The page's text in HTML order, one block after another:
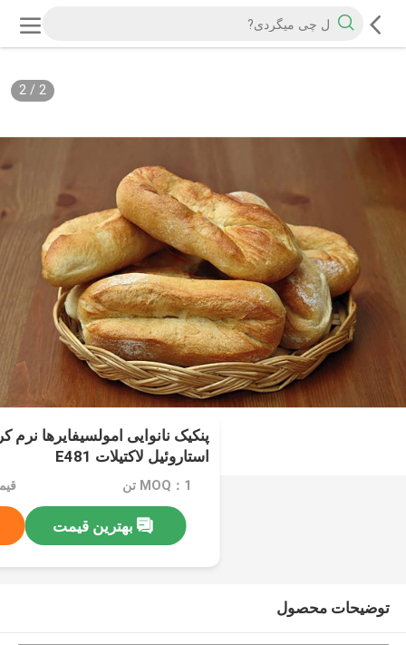
2
/
2
پنکیک نانوایی امولسیفایرها
استاروئیل لاکتیلات E481
MOQ：1 تن
بهترین قیمت
توضیحات محصول